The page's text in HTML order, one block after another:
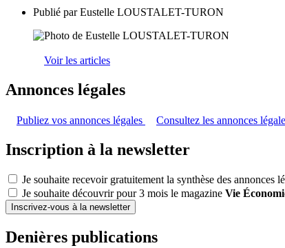
Publié parEustelle LOUSTALET-TURON
Voir les articles
Annonces légales
Publiez vos annonces légales Consultez les annonces
Inscription à la newsletter
Je souhaite recevoir gratuitement la synthèse des annonces
Je souhaite découvrir pour 3 mois le magazine Vie
Inscrivez-vous à la newsletter
Denières publications